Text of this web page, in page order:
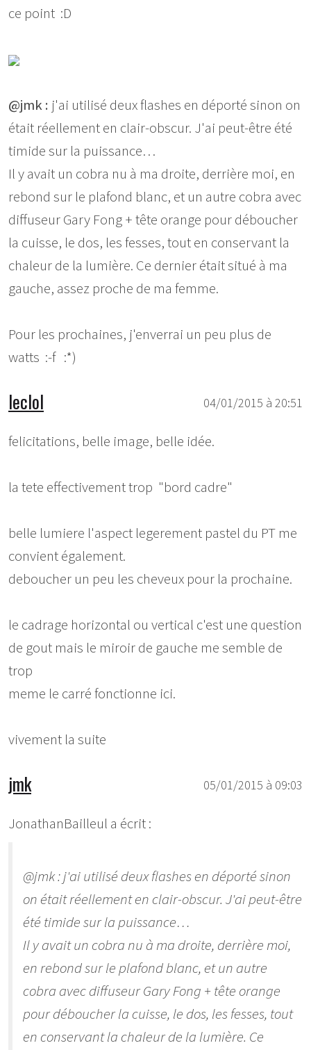
ce point :D
@jmk : j'ai utilisé deux flashes en déporté sinon on
était réellement en clair-obscur. J'ai peut-être été
timide sur la puissance…
Il y avait un cobra nu à ma droite, derrière moi, en
rebond sur le plafond blanc, et un autre cobra avec
diffuseur Gary Fong + tête orange pour déboucher
la cuisse, le dos, les fesses, tout en conservant la
chaleur de la lumière. Ce dernier était situé à ma
gauche, assez proche de ma femme.
Pour les prochaines, j'enverrai un peu plus de
watts :-f :*)
04/01/2015 à 20:51
leclol
felicitations, belle image, belle idée.
la tete effectivement trop "bord cadre"
belle lumiere l'aspect legerement pastel du PT me
convient également.
deboucher un peu les cheveux pour la prochaine.
le cadrage horizontal ou vertical c'est une question
de gout mais le miroir de gauche me semble de
trop
meme le carré fonctionne ici.
vivement la suite
05/01/2015 à 09:03
jmk
JonathanBailleul a écrit :
@jmk :j'ai utilisé deux flashes en déporté sinon
on était réellement en clair-obscur. J'ai peut-être
été timide sur la puissance…
Il y avait un cobra nu à ma droite, derrière moi,
en rebond sur le plafond blanc, et un autre
cobra avec diffuseur Gary Fong + tête orange
pour déboucher la cuisse, le dos, les fesses, tout
en conservant la chaleur de la lumière. Ce